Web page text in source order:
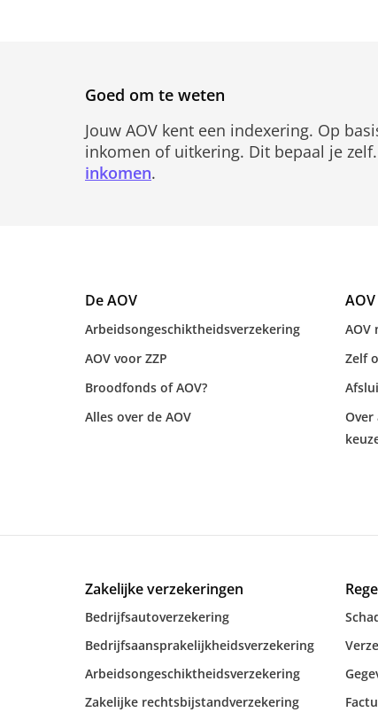
Goed om te weten
Jouw AOV kent een indexering. Op
inkomen of uitkering. Dit bepaal je
inkomen.
De AOV
Arbeidsongeschiktheidsverzekering
AOV voor ZZP
Broodfonds of AOV?
Alles over de AOV
AOV
Zelf
Over
Zakelijke verzekeringen
Bedrijfsautoverzekering
Bedrijfsaansprakelijkheidsverzekering
Arbeidsongeschiktheidsverzekering
Zakelijke rechtsbijstandverzekering